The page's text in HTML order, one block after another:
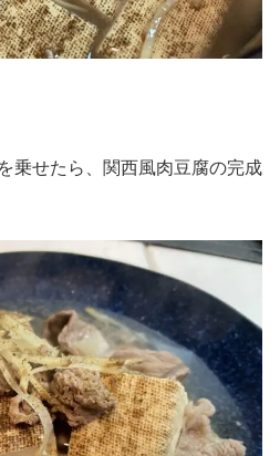
乗せたら、関西風肉豆腐の完成